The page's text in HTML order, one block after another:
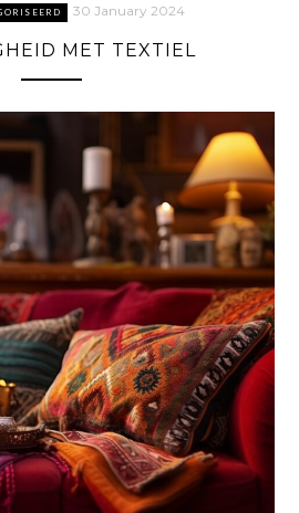
30 January 2024
MET TEXTIEL